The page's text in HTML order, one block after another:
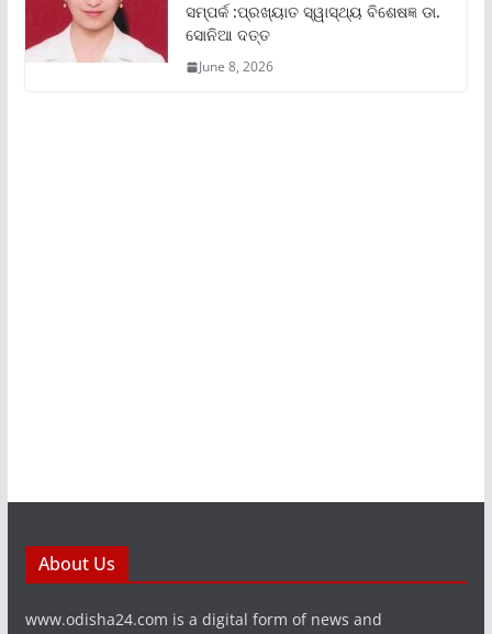
ସମ୍ପର୍କ :ପ୍ରଖ୍ୟାତ ସ୍ୱାସ୍ଥ୍ୟ ବିଶେଷଜ୍ଞ ଡା.
ସୋନିଆ ଦତ୍ତ
June 8, 2026
About Us
www.odisha24.com is a digital form of news and